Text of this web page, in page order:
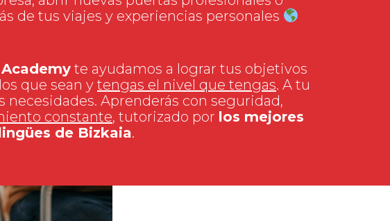
de tus viajes y experiencias personales
Academy te ayudamos a lograr tus objetivos
que sean y tengas el nivel que tengas. A tu
necesidades. Aprenderás con seguridad,
constante, tutorizado por los mejores
de Bizkaia.